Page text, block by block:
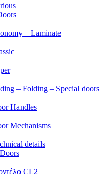
– Laminate
– Folding – Special doors
Handles
Mechanisms
details
CL2